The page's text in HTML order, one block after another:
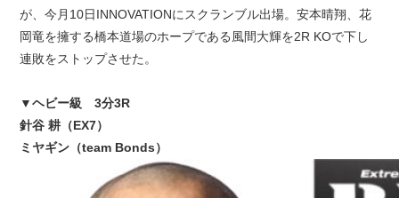
が、今月10日INNOVATIONにスクランブル出場。安本晴翔、花
岡竜を擁する橋本道場のホープである風間大輝を2R KOで下し
連敗をストップさせた。
▼ヘビー級 3分3R
針谷 耕（EX7）
ミヤギン（team Bonds）